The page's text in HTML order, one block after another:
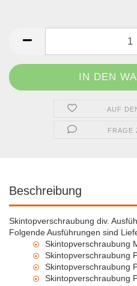
AUF
FRAGE
Beschreibung
Skintopverschraubung div.
Folgende Ausführungen sind
Skintopverschraubung
Skintopverschraubung
Skintopverschraubung
Skintopverschraubung